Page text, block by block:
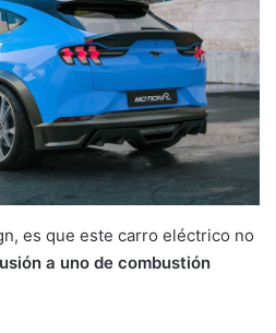
es que este carro eléctrico no
a uno de combustión